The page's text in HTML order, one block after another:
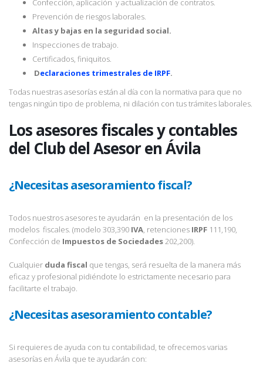
Confección, aplicación y actualización de contratos.
Prevención de riesgos laborales.
Altas y bajas en la seguridad social.
Inspecciones de trabajo.
Certificados, finiquitos.
Declaraciones trimestrales de IRPF.
Todas nuestras asesorías están al día con la normativa para que no
tengas ningún tipo de problema, ni dilación con tus trámites laborales.
Los asesores fiscales y contables
del Club del Asesor en Ávila
¿Necesitas asesoramiento fiscal?
Todos nuestros asesores te ayudarán en la presentación de los
modelos fiscales. (modelo 303,390 IVA, retenciones IRPF 111,190,
Confección de Impuestos de Sociedades202,200).
Cualquier duda fiscal que tengas, será resuelta de la manera más
eficaz y profesional pidiéndote lo estrictamente necesario para
facilitarte el trabajo.
¿Necesitas asesoramiento contable?
Si requieres de ayuda con tu contabilidad, te ofrecemos varias
asesorías en Ávila que te ayudarán con: